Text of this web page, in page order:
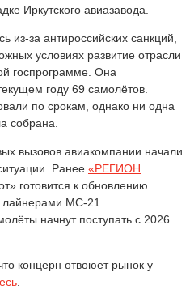
Иркутского авиазавода.
из-за антироссийских санкций,
условиях развитие отрасли
госпрограмме. Она
году 69 самолётов.
по срокам, однако ни одна
собрана.
вызовов авиакомпании начали
Ранее «РЕГИОН
готовится к обновлению
МС-21.
начнут поступать с 2026
концерн отвоюет рынок у